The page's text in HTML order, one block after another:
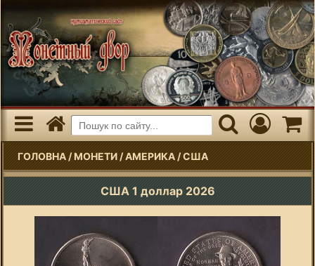
ГОЛОВНА/МОНЕТИ/АМЕРИКА/США
США 1 доллар 2026